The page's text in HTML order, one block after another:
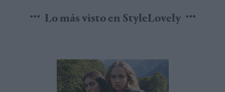
Lo más visto en StyleLovely